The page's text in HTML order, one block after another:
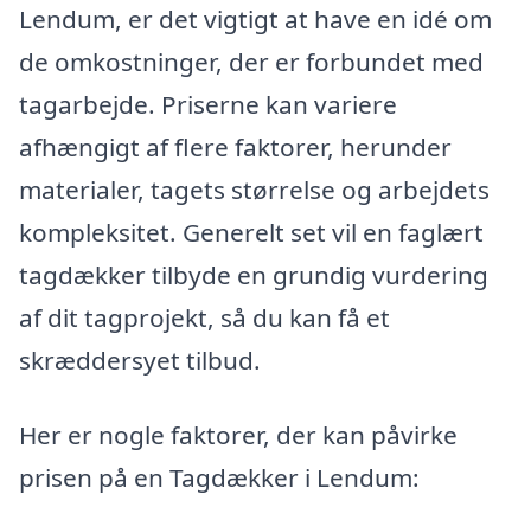
Lendum, er det vigtigt at have en idé om
de omkostninger, der er forbundet med
tagarbejde. Priserne kan variere
afhængigt af flere faktorer, herunder
materialer, tagets størrelse og arbejdets
kompleksitet. Generelt set vil en faglært
tagdækker tilbyde en grundig vurdering
af dit tagprojekt, så du kan få et
skræddersyet tilbud.
Her er nogle faktorer, der kan påvirke
prisen på en Tagdækker i Lendum: